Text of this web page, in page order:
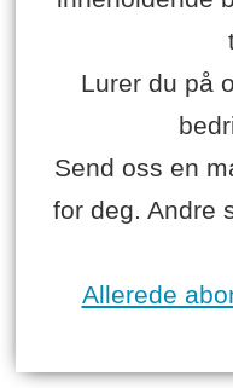
Lurer du på
Send oss en
for deg. Andre
Allerede